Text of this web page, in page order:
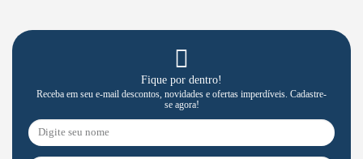
Fique por dentro!
Receba em seu e-mail descontos, novidades e ofertas imperdíveis. Cadastre-
se agora!